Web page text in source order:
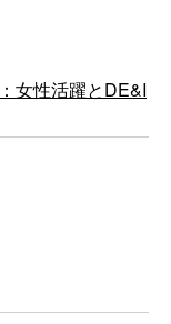
女性活躍とDE&I